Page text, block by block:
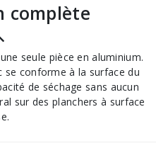
complète
se conforme à la surface du
de séchage sans aucun
sur des planchers à surface